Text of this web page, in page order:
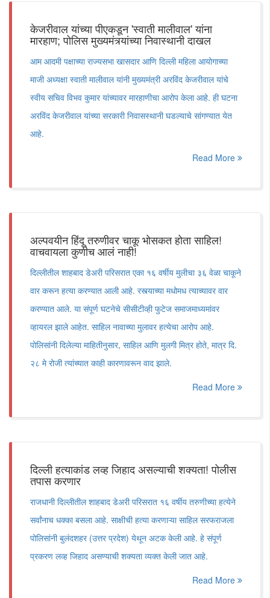
केजरीवाल यांच्या पीएकडून 'स्वाती मालीवाल' यांना
मारहाण; पोलिस मुख्यमंत्र्यांच्या निवास्थानी दाखल
आम आदमी पक्षाच्या राज्यसभा खासदार आणि दिल्ली महिला आयोगाच्या
माजी अध्यक्षा स्वाती मालीवाल यांनी मुख्यमंत्री अरविंद केजरीवाल यांचे
स्वीय सचिव विभव कुमार यांच्यावर मारहाणीचा आरोप केला आहे. ही घटना
अरविंद केजरीवाल यांच्या सरकारी निवासस्थानी घडल्याचे सांगण्यात येत
आहे.
Read More
अल्पवयीन हिंदू तरुणीवर चाकू भोसकत होता साहिल!
वाचवायला कुणीच आलं नाही!
दिल्लीतील शाहबाद डेअरी परिसरात एका १६ वर्षीय मुलीचा ३६ वेळा चाकूने
वार करून हत्या करण्यात आली आहे. रस्त्याच्या मधोमध त्याच्यावर वार
करण्यात आले. या संपूर्ण घटनेचे सीसीटीव्ही फुटेज समाजमाध्यमांवर
व्हायरल झाले आहेत. साहिल नावाच्या मुलावर हत्येचा आरोप आहे.
पोलिसांनी दिलेल्या माहितीनुसार, साहिल आणि मुलगी मित्र होते, मात्र दि.
२८ मे रोजी त्यांच्यात काही कारणावरून वाद झाले.
Read More
दिल्ली हत्याकांड लव्ह जिहाद असल्याची शक्यता! पोलीस
तपास करणार
राजधानी दिल्लीतील शाहबाद डेअरी परिसरात १६ वर्षीय तरुणीच्या हत्येने
सर्वांनाच धक्का बसला आहे. साक्षीची हत्या करणाऱ्या साहिल सरफराजला
पोलिसांनी बुलंदशहर (उत्तर प्रदेश) येथून अटक केली आहे. हे संपूर्ण
प्रकरण लव्ह जिहाद असण्याची शक्यता व्यक्त केली जात आहे.
Read More